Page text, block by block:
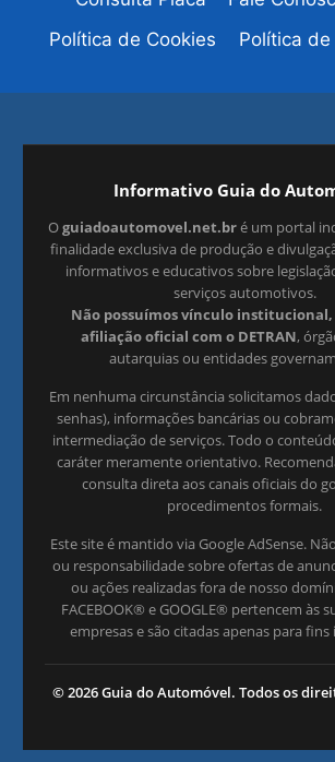
Política de Cookies
Política
Informativo Guia do
Oguiadoautomovel.net.bré um portal
finalidade exclusiva de produção e
informativos e educativos sobre
serviços automotivos.
Não possuímos vínculo
afiliação oficial com o DETRAN,
autarquias ou entidades
Em nenhuma circunstância solicitamos
senhas), informações bancárias ou
intermediação de serviços. Todo o
caráter meramente orientativo.
consulta direta aos canais oficiais do
procedimentos formais.
Este site é mantido via Google AdSense.
ou responsabilidade sobre ofertas de
ou ações realizadas fora de nosso
FACEBOOK® e GOOGLE® pertencem às
empresas e são citadas apenas para
© 2026 Guia do Automóvel. Todos os